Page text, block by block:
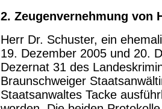
2. Zeugenvernehmung von
Herr Dr. Schuster, ein
19. Dezember 2005 und 20.
Dezernat 31 des
Braunschweiger
Staatsanwaltes Tacke